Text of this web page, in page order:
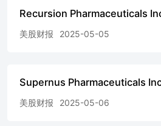
为患有高未满足医疗需求的自
(voclosporin)，治疗活动性狼
（APRIL）的双重抑制剂，用
2. 呈现基础与重要会计政策摘
计的使用 公司未经审计的简明
Recursion Pharmaceuticals
美股财报 2025-05-05
Supernus Pharmaceuticals
美股财报 2025-05-06